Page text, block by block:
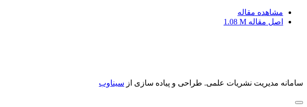
مشاهده مقاله
اصل مقاله 1.08 M
سامانه مدیریت نشریات علمی. طراحی و پیاده سازی از سیناوب